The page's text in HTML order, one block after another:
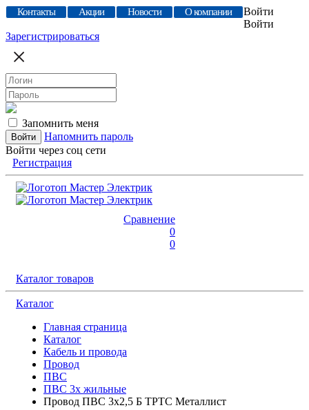
Контакты Акции Новости О компании
Войти
Войти
Зарегистрироваться
Запомнить меня
Напомнить пароль
Войти через соц сети
Регистрация
Сравнение
0
0
Каталог товаров
Каталог
Главная страница
Каталог
Кабель и провода
Провод
ПВС
ПВС 3х жильные
Провод ПВС 3х2,5 Б ТРТС Металлист